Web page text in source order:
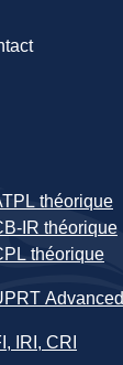
théorique
IR théorique
théorique
Advanced
IRI, CRI